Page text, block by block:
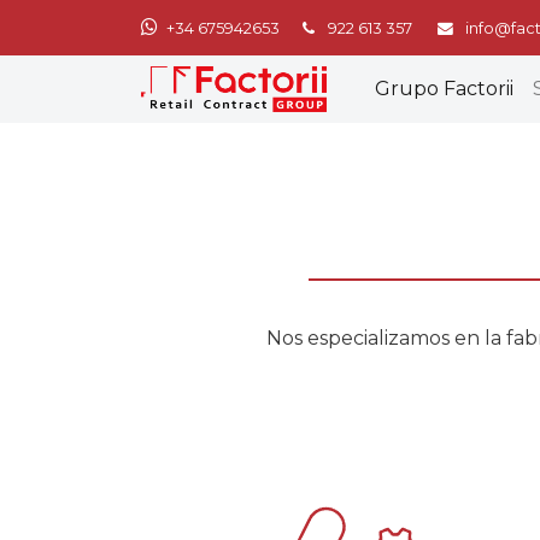
+34 675942653 922 613 357
Grupo Factorii
Nos especializamos en la